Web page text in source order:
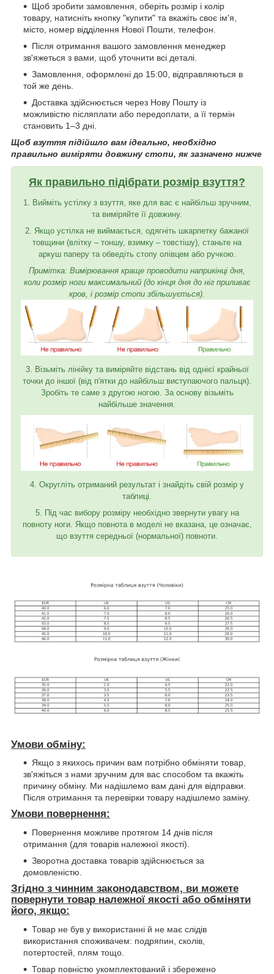
Щоб зробити замовлення, оберіть розмір і колір
товару, натисніть кнопку "купити" та вкажіть своє ім'я,
місто, номер відділення Нової Пошти, телефон.
Після отримання вашого замовлення менеджер
зв'яжеться з вами, щоб уточнити всі деталі.
Замовлення, оформлені до 15:00, відправляються в
той же день.
Доставка здійснюється через Нову Пошту із
можливістю післяплати або передоплати, а її термін
становить 1–3 дні.
Щоб взуття підійшло вам ідеально, необхідно
правильно виміряти довжину стопи, як зазначено нижче
Як правильно підібрати розмір взуття?
1. Вийміть устілку з взуття, яке для вас є найбільш зручним,
та виміряйте її довжину.
2. Якщо устілка не виймається, одягніть шкарпетку бажаної
товщини (влітку – тоншу, взимку – товстішу), станьте на
аркуш паперу та обведіть стопу олівцем або ручкою.
Примітка: Вимірювання краще проводити наприкінці дня,
коли розмір ноги максимальний (до кінця дня до ніг приливає
кров, і розмір стопи збільшується).
3. Візьміть лінійку та виміряйте відстань від однієї крайньої
точки до іншої (від п'ятки до найбільш виступаючого пальця).
Зробіть те саме з другою ногою. За основу візьміть
найбільше значення.
4. Округліть отриманий результат і знайдіть свій розмір у
таблиці.
5. Під час вибору розміру необхідно звернути увагу на
повноту ноги. Якщо повнота в моделі не вказана, це означає,
що взуття середньої (нормальної) повноти.
Умови обміну:
Якщо з якихось причин вам потрібно обміняти товар,
зв'яжіться з нами зручним для вас способом та вкажіть
причину обміну. Ми надішлемо вам дані для відправки.
Після отримання та перевірки товару надішлемо заміну.
Умови повернення:
Повернення можливе протягом 14 днів після
отримання (для товарів належної якості).
Зворотна доставка товарів здійснюється за
домовленістю.
Згідно з чинним законодавством, ви можете
повернути товар належної якості або обміняти
його, якщо:
Товар не був у використанні й не має слідів
використання споживачем: подряпин, сколів,
потертостей, плям тощо.
Товар повністю укомплектований і збережено